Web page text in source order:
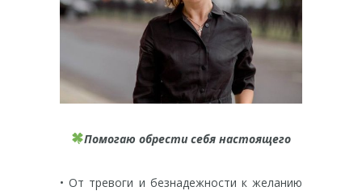
Помогаю обрести себя настоящего
• От тревоги и безнадежности к желанию